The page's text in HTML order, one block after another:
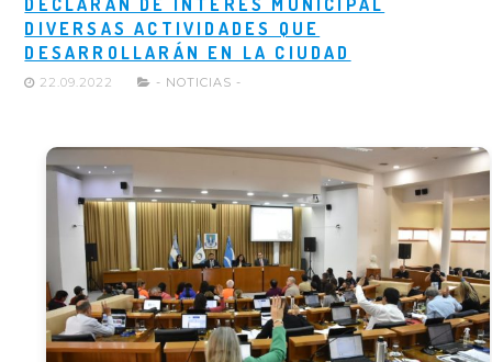
DECLARAN DE INTERÉS MUNICIPAL
DIVERSAS ACTIVIDADES QUE
DESARROLLARÁN EN LA CIUDAD
22.09.2022 - NOTICIAS -